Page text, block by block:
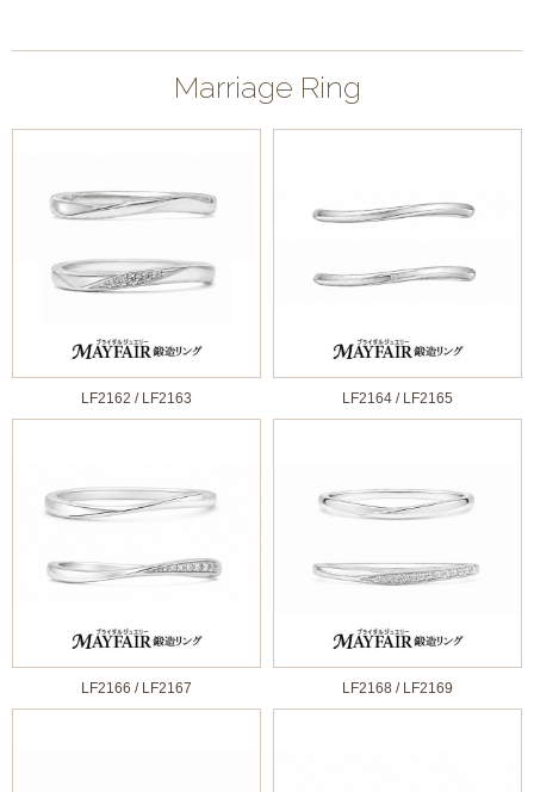
Marriage Ring
LF2162 / LF2163 LF2164 / LF2165
LF2166 / LF2167 LF2168 / LF2169